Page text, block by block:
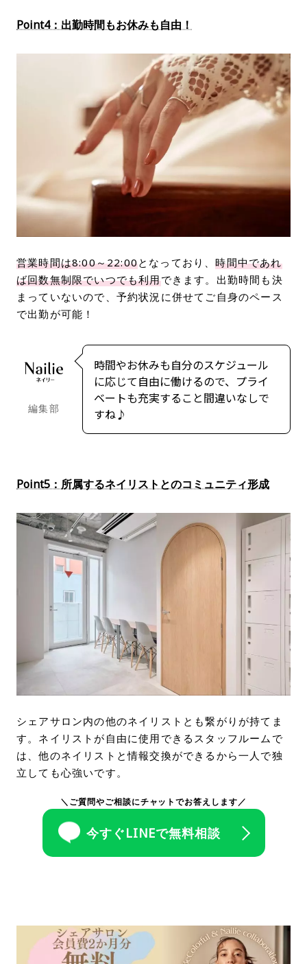
Point4：出勤時間もお休みも自由！
営業時間は8:00～22:00となっており、時間中であれ
ば回数無制限でいつでも利用できます。出勤時間も決
まっていないので、予約状況に併せてご自身のペース
で出勤が可能！
編集部
時間やお休みも自分のスケジュール
に応じて自由に働けるので、プライ
ベートも充実すること間違いなしで
すね♪
Point5：所属するネイリストとのコミュニティ形成
シェアサロン内の他のネイリストとも繋がりが持てま
す。ネイリストが自由に使用できるスタッフルームで
は、他のネイリストと情報交換ができるから一人で独
立しても心強いです。
＼ご質問やご相談にチャットでお答えします／
今すぐLINEで無料相談